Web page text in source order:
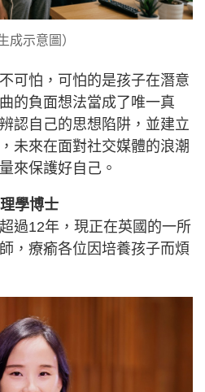
成示意圖）
可怕，可怕的是孩子在潛意
的負面想法當成了唯一真
認自己的思想陷阱，並建立
未來在面對社交媒體的浪潮
來保護好自己。
學博士
過12年，現正在英國的一所
，療瘉各位因培養孩子而煩